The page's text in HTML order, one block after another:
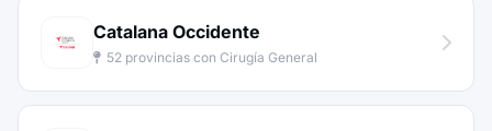
Catalana Occidente
52 provincias con Cirugía General